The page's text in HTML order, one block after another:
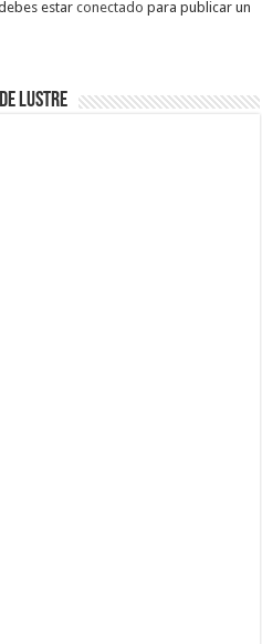
estarconectado para publicar un
Lustre